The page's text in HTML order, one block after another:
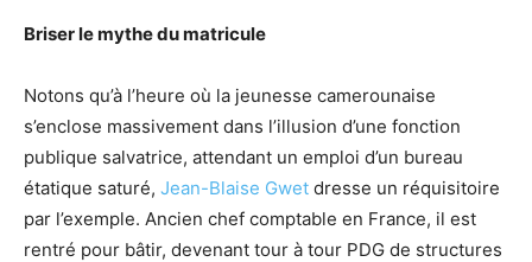
Briser le mythe du matricule
Notons qu’à l’heure où la jeunesse camerounaise
s’enclose massivement dans l’illusion d’une fonction
publique salvatrice, attendant un emploi d’un bureau
étatique saturé, Jean-Blaise Gwet dresse un réquisitoire
par l’exemple. Ancien chef comptable en France, il est
rentré pour bâtir, devenant tour à tour PDG de structures